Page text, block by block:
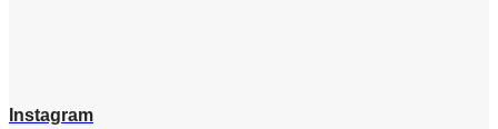
Instagram